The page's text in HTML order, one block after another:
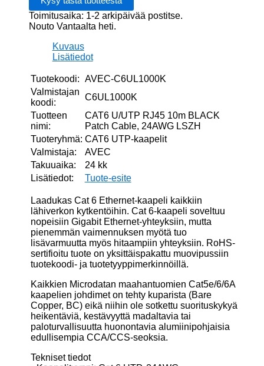
Cable,
24AWG
LSZH
Toimitusaika: 1-2 arkipäivää postitse.
Nouto Vantaalta heti.
Kuvaus
Lisätiedot
Tuotekoodi: AVEC-C6UL1000K
Valmistajan
koodi:
C6UL1000K
Tuotteen
nimi:
CAT6 U/UTP RJ45 10m BLACK
Patch Cable, 24AWG LSZH
Tuoteryhmä: CAT6 UTP-kaapelit
Valmistaja:
AVEC
Takuuaika:
24 kk
Lisätiedot:
Tuote-esite
Laadukas Cat 6 Ethernet-kaapeli kaikkiin
lähiverkon kytkentöihin. Cat 6-kaapeli soveltuu
nopeisiin Gigabit Ethernet-yhteyksiin, mutta
pienemmän vaimennuksen myötä tuo
lisävarmuutta myös hitaampiin yhteyksiin. RoHS-
sertifioitu tuote on yksittäispakattu muovipussiin
tuotekoodi- ja tuotetyyppimerkinnöillä.
Kaikkien Microdatan maahantuomien Cat5e/6/6A
kaapelien johdimet on tehty kuparista (Bare
Copper, BC) eikä niihin ole sotkettu suorituskykyä
heikentäviä, kestävyyttä madaltavia tai
paloturvallisuutta huonontavia alumiinipohjaisia
edullisempia CCA/CCS-seoksia.
Tekniset tiedot